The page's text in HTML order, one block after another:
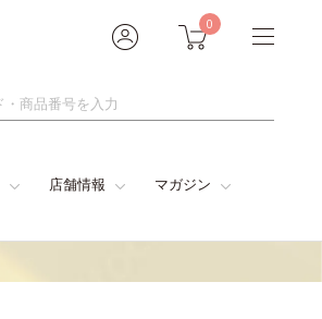
0
店舗情報 マガジン